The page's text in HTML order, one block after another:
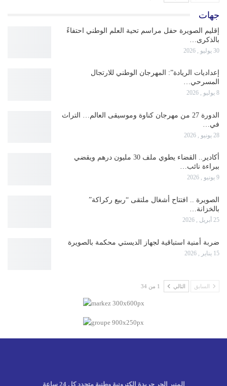
جهات
إقليم الصويرة حفل مراسم تحية العلم الوطني احتفاءً
بالذكرى…
30 يوليو , 2026
إعداديات الريادة”: المهرجان الوطني للارتجال
المسرحي…
8 يوليو , 2026
الدورة 27 من مهرجان كناوة وموسيقى العالم… التراث
في…
28 يونيو , 2026
أكادير.. القضاء يطوي ملف 30 مليون درهم ويقضي
ببراءة نائب…
9 يونيو , 2026
الصويرة .. افتتاح أشغال ملتقى “ربيع ركراكة”
بالخزانة…
25 أبريل , 2026
ضربة أمنية استباقية لجهاز الديستي محكمة بالصويرة
15 يناير , 2026
السابق التالي 1 من 34
المنبر الحر جريدة الكترونية وطنية متجدد كل 24 ساعة